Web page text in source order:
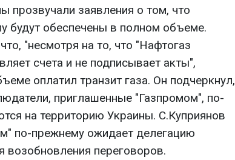
прозвучали заявления о том, что
будут обеспечены в полном объеме.
"несмотря на то, что "Нафтогаз
счета и не подписывает акты",
оплатил транзит газа. Он подчеркнул,
приглашенные "Газпромом", по-
на территорию Украины. С.Куприянов
по-прежнему ожидает делегацию
переговоров.